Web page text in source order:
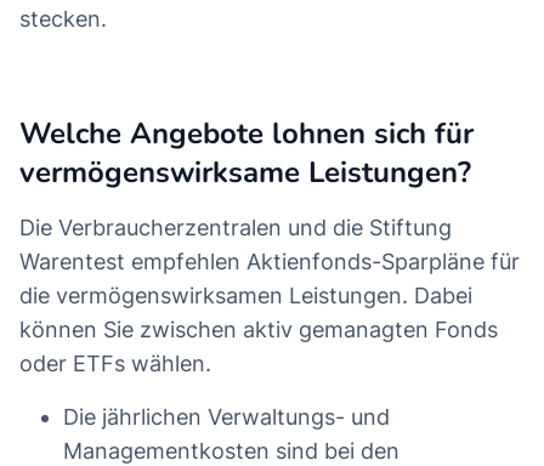
stecken.
Welche Angebote lohnen sich für
vermögenswirksame Leistungen?
Die Verbraucherzentralen und die Stiftung
Warentest empfehlen Aktienfonds-Sparpläne für
die vermögenswirksamen Leistungen. Dabei
können Sie zwischen aktiv gemanagten Fonds
oder ETFs wählen.
Die jährlichen Verwaltungs- und
Managementkosten sind bei den